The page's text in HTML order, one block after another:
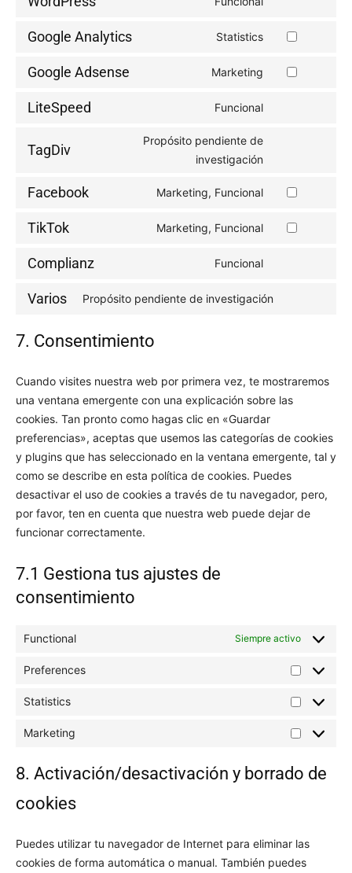
wordpress
Google Analytics Statistics
Consent
Google Adsense Marketing
Consent
LiteSpeed Funcional
TagDiv
Propósito pendiente de
investigación
service
Facebook Marketing, Funcional
Consent
TikTok Marketing, Funcional
Consent
Complianz Funcional
Varios Propósito pendiente de investigación
7. Consentimiento
Cuando visites nuestra web por primera vez, te mostraremos
una ventana emergente con una explicación sobre las
cookies. Tan pronto como hagas clic en «Guardar
preferencias», aceptas que usemos las categorías de cookies
y plugins que has seleccionado en la ventana emergente, tal y
como se describe en esta política de cookies. Puedes
desactivar el uso de cookies a través de tu navegador, pero,
por favor, ten en cuenta que nuestra web puede dejar de
funcionar correctamente.
7.1 Gestiona tus ajustes de
consentimiento
Functional Siempre activo
Preferences
Statistics
Statistics
Marketing
Marketing
8. Activación/desactivación y borrado de
cookies
Puedes utilizar tu navegador de Internet para eliminar las
cookies de forma automática o manual. También puedes